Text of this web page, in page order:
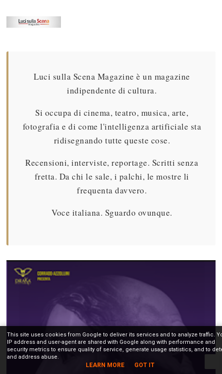
Luci sulla Scena Magazine è un magazine
indipendente di cultura.
Si occupa di cinema, teatro, musica, arte,
fotografia e di come l'intelligenza artificiale sta
ridisegnando tutte queste cose.
Recensioni, interviste, reportage. Scritti senza
fretta. Da chi le sale, i palchi, le mostre li
frequenta davvero.
Voce italiana. Sguardo ovunque.
This site uses cookies from Google to deliver its services and to analyze traffic.
IP address and user-agent are shared with Google along with performance and
security metrics to ensure quality of service, generate usage statistics, and to
and address abuse.
LEARN MORE GOT IT